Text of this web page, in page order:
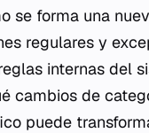
se forma una
regulares y
internas del
cambios de
puede